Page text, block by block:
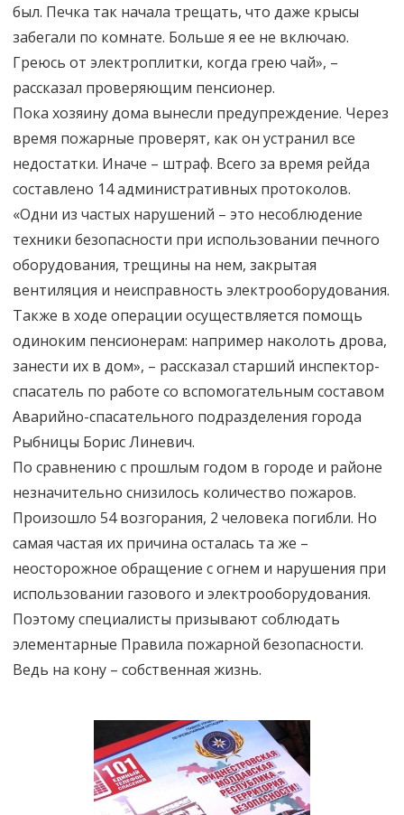
был. Печка так начала трещать, что даже крысы
забегали по комнате. Больше я ее не включаю.
Греюсь от электроплитки, когда грею чай», –
рассказал проверяющим пенсионер.
Пока хозяину дома вынесли предупреждение. Через
время пожарные проверят, как он устранил все
недостатки. Иначе – штраф. Всего за время рейда
составлено 14 административных протоколов.
«Одни из частых нарушений – это несоблюдение
техники безопасности при использовании печного
оборудования, трещины на нем, закрытая
вентиляция и неисправность электрооборудования.
Также в ходе операции осуществляется помощь
одиноким пенсионерам: например наколоть дрова,
занести их в дом», – рассказал старший инспектор-
спасатель по работе со вспомогательным составом
Аварийно-спасательного подразделения города
Рыбницы Борис Линевич.
По сравнению с прошлым годом в городе и районе
незначительно снизилось количество пожаров.
Произошло 54 возгорания, 2 человека погибли. Но
самая частая их причина осталась та же –
неосторожное обращение с огнем и нарушения при
использовании газового и электрооборудования.
Поэтому специалисты призывают соблюдать
элементарные Правила пожарной безопасности.
Ведь на кону – собственная жизнь.